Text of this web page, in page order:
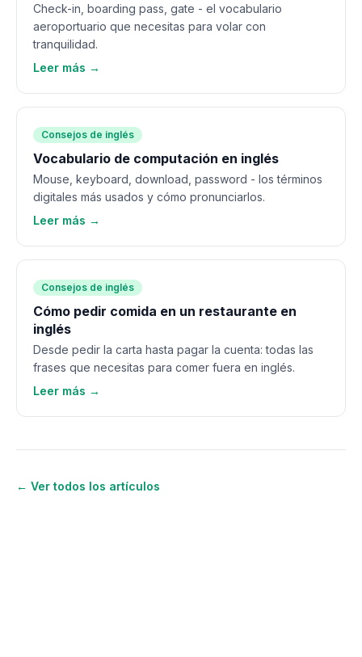
Check-in, boarding pass, gate - el vocabulario
aeroportuario que necesitas para volar con
tranquilidad.
Leer más →
Consejos de inglés
Vocabulario de computación en inglés
Mouse, keyboard, download, password - los términos
digitales más usados y cómo pronunciarlos.
Leer más →
Consejos de inglés
Cómo pedir comida en un restaurante en
inglés
Desde pedir la carta hasta pagar la cuenta: todas las
frases que necesitas para comer fuera en inglés.
Leer más →
← Ver todos los artículos